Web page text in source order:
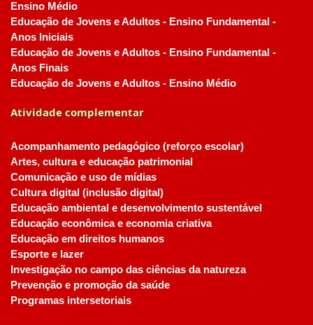
Ensino Médio
Educação de Jovens e Adultos - Ensino Fundamental -
Anos Iniciais
Educação de Jovens e Adultos - Ensino Fundamental -
Anos Finais
Educação de Jovens e Adultos - Ensino Médio
Atividade complementar
Acompanhamento pedagógico (reforço escolar)
Artes, cultura e educação patrimonial
Comunicação e uso de mídias
Cultura digital (inclusão digital)
Educação ambiental e desenvolvimento sustentável
Educação econômica e economia criativa
Educação em direitos humanos
Esporte e lazer
Investigação no campo das ciências da natureza
Prevenção e promoção da saúde
Programas intersetoriais